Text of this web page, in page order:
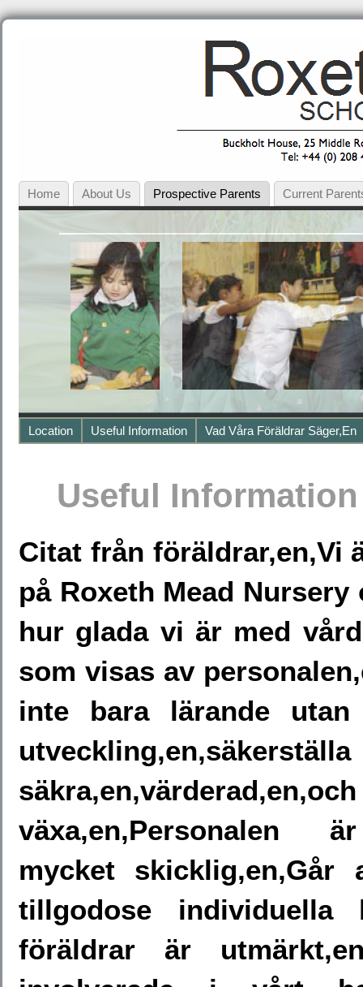
Home About Us Prospective Parents Current
Location Useful Information Vad Våra Föräldrar Säger,en
Useful
Citat från föräldrar,en,Vi
på Roxeth Mead
hur glada vi är med
som visas av
inte bara lärande
växa,en,Personalen
mycket
tillgodose individuella
föräldrar är